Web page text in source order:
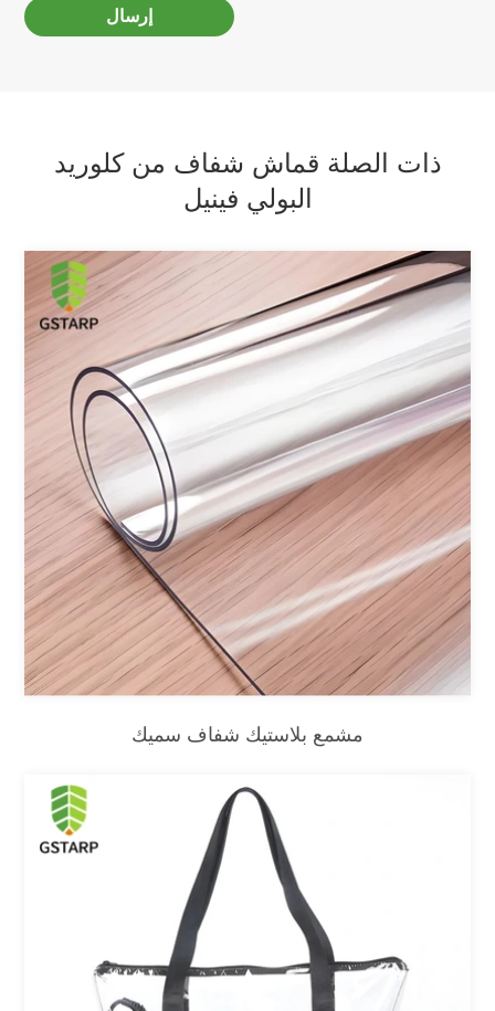
إرسال
ذات الصلة قماش شفاف من كلوريد
البولي فينيل
مشمع بلاستيك شفاف سميك